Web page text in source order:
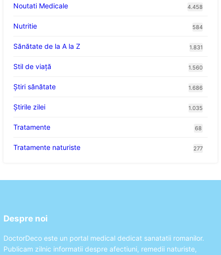
Noutati Medicale 4.458
Nutritie 584
Sănătate de la A la Z 1.831
Stil de viaţă 1.560
Ştiri sănătate 1.686
Știrile zilei 1.035
Tratamente 68
Tratamente naturiste 277
Despre noi
DoctorDeco este un portal medical dedicat sanatatii romanilor.
Publicam zilnic informatii despre afectiuni, remedii naturiste,